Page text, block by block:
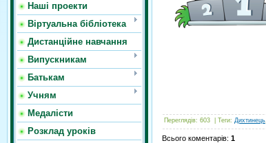
Наші проекти
Віртуальна бібліотека
Дистанційне навчання
Випускникам
Батькам
Учням
Медалісти
Розклад уроків
Переглядів: 603 Теги: Дихтинець
Всього коментарів: 1